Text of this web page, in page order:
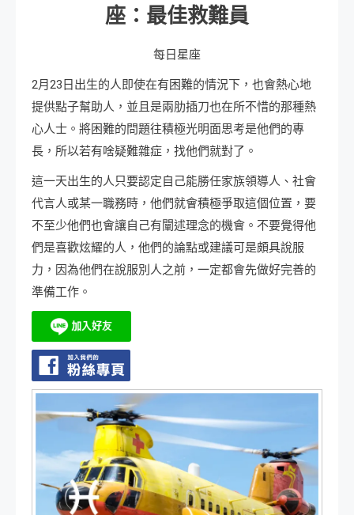
座：最佳救難員
每日星座
2月23日出生的人即使在有困難的情況下，也會熱心地
提供點子幫助人，並且是兩肋插刀也在所不惜的那種熱
心人士。將困難的問題往積極光明面思考是他們的專
長，所以若有啥疑難雜症，找他們就對了。
這一天出生的人只要認定自己能勝任家族領導人、社會
代言人或某一職務時，他們就會積極爭取這個位置，要
不至少他們也會讓自己有闡述理念的機會。不要覺得他
們是喜歡炫耀的人，他們的論點或建議可是頗具說服
力，因為他們在說服別人之前，一定都會先做好完善的
準備工作。